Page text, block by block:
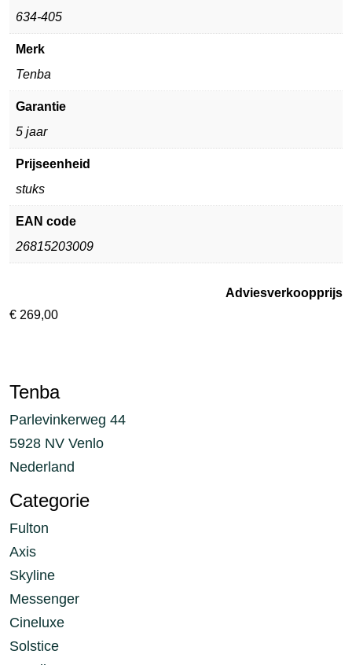
634-405
Merk
Tenba
Garantie
5 jaar
Prijseenheid
stuks
EAN code
26815203009
Adviesverkoopprijs
€ 269,00
Tenba
Parlevinkerweg 44
5928 NV Venlo
Nederland
Categorie
Fulton
Axis
Skyline
Messenger
Cineluxe
Solstice